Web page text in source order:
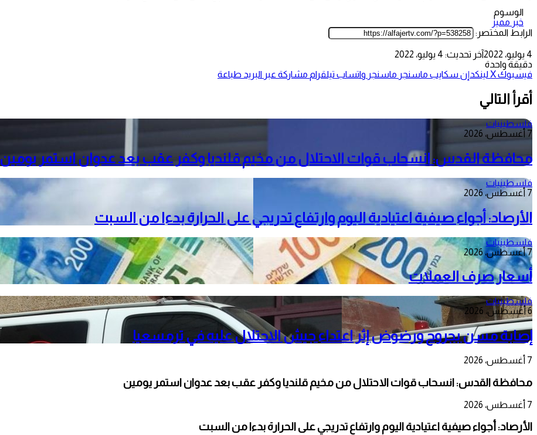
الوسوم
خبر مميز
الرابط المختصر:
4 يوليو، 2022
آخر تحديث: 4 يوليو، 2022
دقيقة واحدة
فيسبوك‫Xلينكدإن سكايب ماسنجر ماسنجر واتساب تيلقرام مشاركة عبر البريد طباعة
أقرأ التالي
فلسطينيات
7 أغسطس، 2026
محافظة القدس: انسحاب قوات الاحتلال من مخيم قلنديا وكفر عقب بعد عدوان استمر يومين
فلسطينيات
7 أغسطس، 2026
الأرصاد: أجواء صيفية اعتيادية اليوم وارتفاع تدريجي على الحرارة بدءا من السبت
فلسطينيات
7 أغسطس، 2026
أسعار صرف العملات
فلسطينيات
6 أغسطس، 2026
إصابة مسن بجروح ورضوض إثر اعتداء جيش الاحتلال عليه في ترمسعيا
7 أغسطس، 2026
محافظة القدس: انسحاب قوات الاحتلال من مخيم قلنديا وكفر عقب بعد عدوان استمر يومين
7 أغسطس، 2026
الأرصاد: أجواء صيفية اعتيادية اليوم وارتفاع تدريجي على الحرارة بدءا من السبت